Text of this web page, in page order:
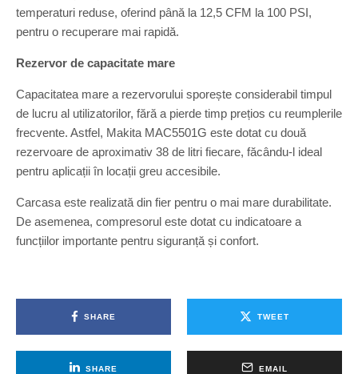
temperaturi reduse, oferind până la 12,5 CFM la 100 PSI,
pentru o recuperare mai rapidă.
Rezervor de capacitate mare
Capacitatea mare a rezervorului sporește considerabil timpul
de lucru al utilizatorilor, fără a pierde timp prețios cu reumplerile
frecvente. Astfel, Makita MAC5501G este dotat cu două
rezervoare de aproximativ 38 de litri fiecare, făcându-l ideal
pentru aplicații în locații greu accesibile.
Carcasa este realizată din fier pentru o mai mare durabilitate.
De asemenea, compresorul este dotat cu indicatoare a
funcțiilor importante pentru siguranță și confort.
SHARE TWEET
SHARE EMAIL